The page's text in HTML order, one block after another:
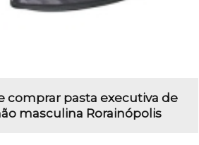
comprar pasta executiva de
masculina Rorainópolis